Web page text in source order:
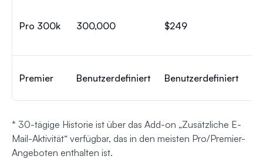
Pro 300k 300,000 $249
Premier Benutzerdefiniert Benutzerdefiniert
* 30-tägige Historie ist über das Add-on „Zusätzliche E-
Mail-Aktivität“ verfügbar, das in den meisten Pro/Premier-
Angeboten enthalten ist.